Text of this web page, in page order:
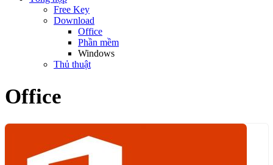
Free Key
Download
Office
Phần mềm
Windows
Thủ thuật
Office